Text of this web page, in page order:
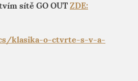
sítě GO OUT ZDE:
klasika-o-ctvrte-s-v-a-